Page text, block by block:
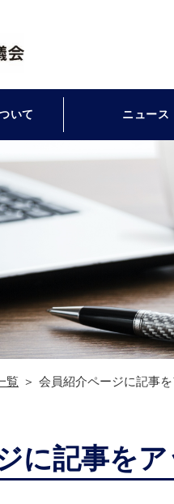
いて ニュース
覧 会員紹介ページに記事
に記事を